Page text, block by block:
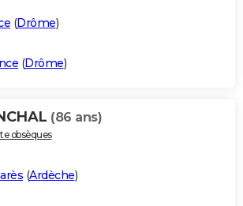
(Drôme)
(Drôme)
(86 ans)
obsèques
(Ardèche)